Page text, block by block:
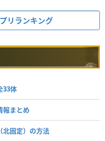
リランキング
33体
報まとめ
北固定）の方法